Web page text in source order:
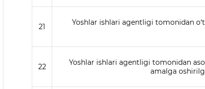
21
Yoshlar ishlari agentligi tomonidan
22
Yoshlar ishlari agentligi tomonidan
amalga